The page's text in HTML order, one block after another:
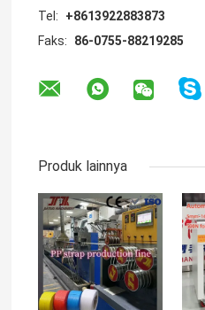
Tel:
+8613922883873
Faks:
86-0755-88219285
Produk lainnya